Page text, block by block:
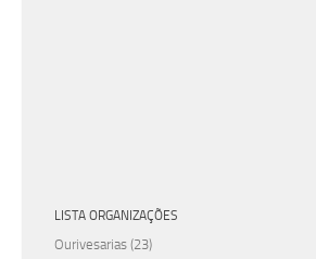
LISTA ORGANIZAÇÕES
Ourivesarias (23)